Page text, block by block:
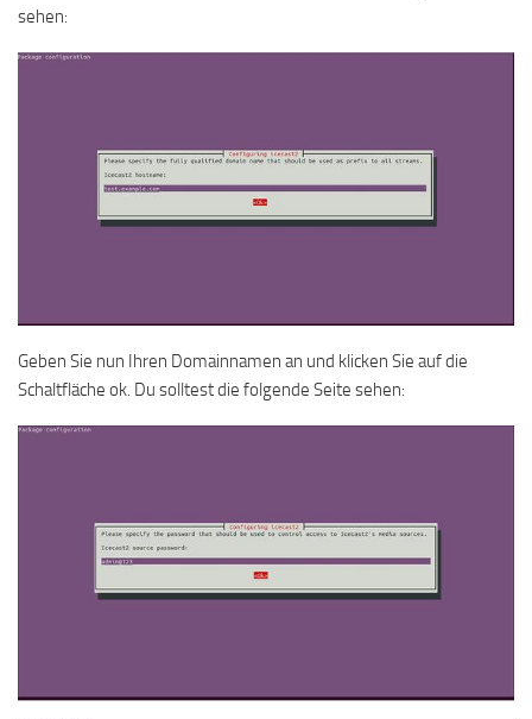
sehen:
Geben Sie nun Ihren Domainnamen an und klicken Sie auf die
Schaltfläche ok. Du solltest die folgende Seite sehen: